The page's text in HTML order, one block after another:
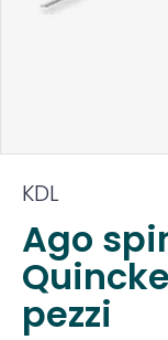
KDL
Ago
pezzi